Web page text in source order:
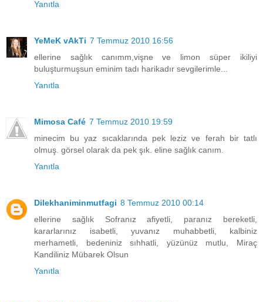
Yanıtla
YeMeK vAkTi 7 Temmuz 2010 16:56
ellerine sağlık canımm,vişne ve limon süper ikiliyi
buluşturmuşsun eminim tadı harikadır sevgilerimle...
Yanıtla
Mimosa Café 7 Temmuz 2010 19:59
minecim bu yaz sıcaklarında pek leziz ve ferah bir tatlı
olmuş. görsel olarak da pek şık. eline sağlık canım.
Yanıtla
Dilekhaniminmutfagi 8 Temmuz 2010 00:14
ellerine sağlık Sofranız afiyetli, paranız bereketli,
kararlarınız isabetli, yuvanız muhabbetli, kalbiniz
merhametli, bedeniniz sıhhatli, yüzünüz mutlu, Miraç
Kandiliniz Mübarek Olsun
Yanıtla